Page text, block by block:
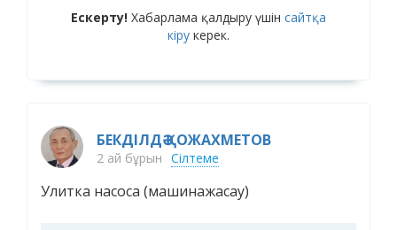
Ескерту! Хабарлама қалдыру үшін сайтқа
кіру керек.
БЕКДІЛДӘ ҚОЖАХМЕТОВ
2 ай бұрын Сілтеме
Улитка насоса (машинажасау)